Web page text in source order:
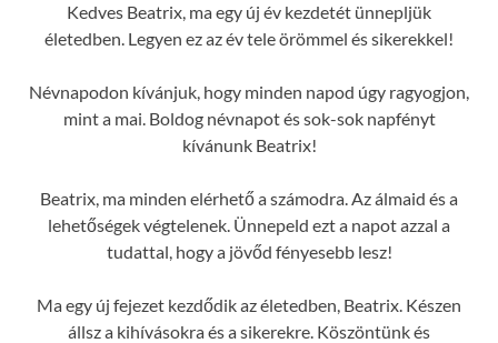
Kedves Beatrix, ma egy új év kezdetét ünnepljük
életedben. Legyen ez az év tele örömmel és sikerekkel!
Névnapodon kívánjuk, hogy minden napod úgy ragyogjon,
mint a mai. Boldog névnapot és sok-sok napfényt
kívánunk Beatrix!
Beatrix, ma minden elérhető a számodra. Az álmaid és a
lehetőségek végtelenek. Ünnepeld ezt a napot azzal a
tudattal, hogy a jövőd fényesebb lesz!
Ma egy új fejezet kezdődik az életedben, Beatrix. Készen
állsz a kihívásokra és a sikerekre. Köszöntünk és